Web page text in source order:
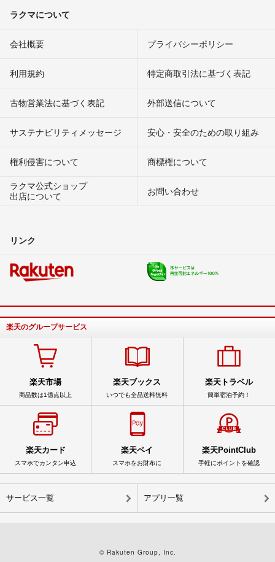
ラクマについて
会社概要 プライバシーポリシー
利用規約 特定商取引法に基づく表記
古物営業法に基づく表記 外部送信について
サステナビリティメッセージ 安心・安全のための取り組み
権利侵害について
商標権について
ラクマ公式ショップ
出店について
お問い合わせ
リンク
楽天のグループサービス
楽天市場
商品数は1億点以上
楽天ブックス
いつでも全品送料無料
楽天トラベル
簡単宿泊予約！
楽天カード
スマホでカンタン申込
楽天ペイ
スマホをお財布に
楽天PointClub
手軽にポイントを確認
サービス一覧 アプリ一覧
© Rakuten Group, Inc.